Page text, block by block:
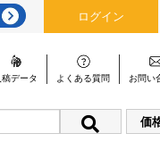
ログイン
稿データ よくある質問 お問い
価